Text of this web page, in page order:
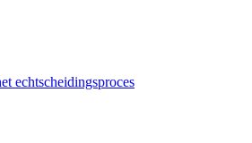
echtscheidingsproces